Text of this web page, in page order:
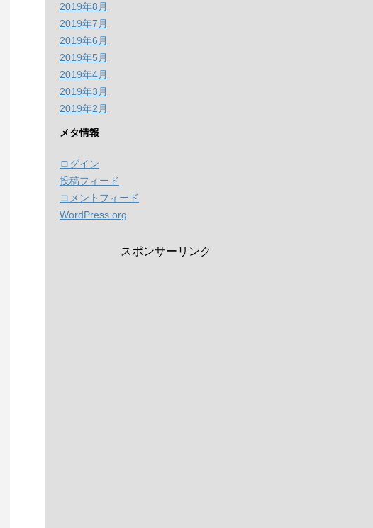
2019年8月
2019年7月
2019年6月
2019年5月
2019年4月
2019年3月
2019年2月
メタ情報
ログイン
投稿フィード
コメントフィード
WordPress.org
スポンサーリンク